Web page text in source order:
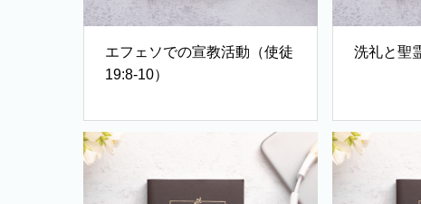
エフェソでの宣教活動（使徒
19:8-10）
洗礼と聖